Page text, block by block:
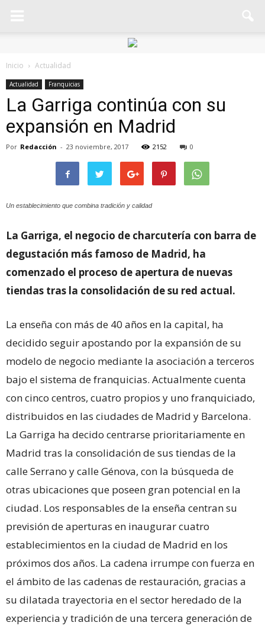
Inicio Actualidad
Actualidad Franquicias
La Garriga continúa con su
expansión en Madrid
Por Redacción - 23 noviembre, 2017 2152 0
Un establecimiento que combina tradición y calidad
La Garriga, el negocio de charcutería con barra de
degustación más famoso de Madrid, ha
comenzado el proceso de apertura de nuevas
tiendas tras la consolidación de su red actual.
La enseña con más de 40 años en la capital, ha
decidido seguir apostando por la expansión de su
modelo de negocio mediante la asociación a terceros
bajo el sistema de franquicias. Actualmente cuenta
con cinco centros, cuatro propios y uno franquiciado,
distribuidos en las ciudades de Madrid y Barcelona.
La Garriga ha decido centrarse prioritariamente en
Madrid tras la consolidación de sus tiendas de la
calle Serrano y calle Génova, con la búsqueda de
otras ubicaciones que poseen gran potencial en la
ciudad. Los responsables de la enseña centran su
previsión de aperturas en inaugurar cuatro
establecimientos en la ciudad de Madrid en los
próximos dos años. La cadena irrumpe con fuerza en
el ámbito de las cadenas de restauración, gracias a
su dilatada trayectoria en el sector heredado de la
experiencia y tradición de una tercera generación de